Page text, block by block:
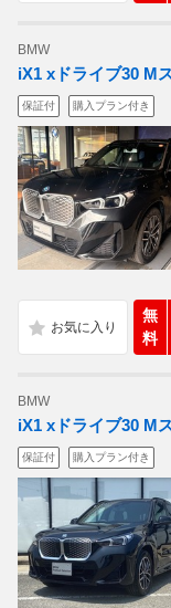
BMW
iX1 xドライブ30 M
保証付 購入プラン付き
無
料
BMW
iX1 xドライブ30 M
保証付 購入プラン付き